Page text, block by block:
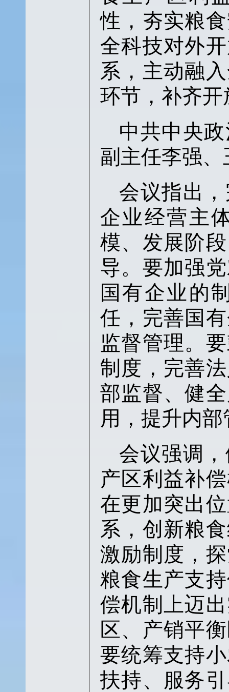
性，夯实粮
全科技对外
系，主动融
环节，补齐
中共中央
副主任李强
会议指出
企业经营主
模、发展阶
导。要加强
国有企业的
任，完善国
监督管理。
制度，完善
部监督、健
用，提升内
会议强调
产区利益补
在更加突出
系，创新粮
激励制度，
粮食生产支
偿机制上迈
区、产销平
要统筹支持
扶持、服务